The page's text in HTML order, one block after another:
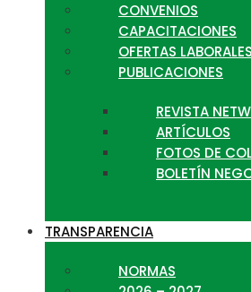
CONVENIOS
CAPACITACIONES
OFERTAS LABORALES
PUBLICACIONES
REVISTA
ARTÍCULOS
FOTOS DE
BOLETÍN
TRANSPARENCIA
NORMAS